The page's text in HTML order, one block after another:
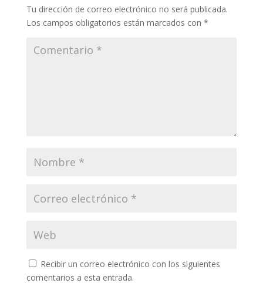
Tu dirección de correo electrónico no será publicada.
Los campos obligatorios están marcados con *
Recibir un correo electrónico con los siguientes
comentarios a esta entrada.